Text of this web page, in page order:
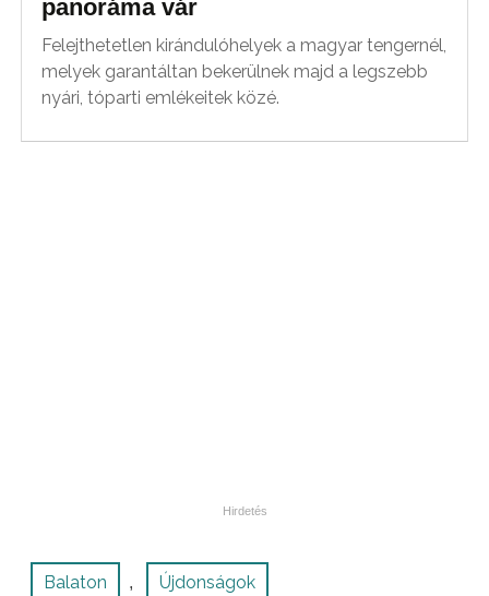
panoráma vár
Felejthetetlen kirándulóhelyek a magyar tengernél,
melyek garantáltan bekerülnek majd a legszebb
nyári, tóparti emlékeitek közé.
Balaton , Újdonságok